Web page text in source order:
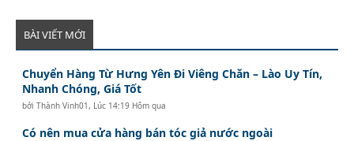
BÀI VIẾT MỚI
Chuyển Hàng Từ Hưng Yên Đi Viêng Chăn – Lào Uy Tín,
Nhanh Chóng, Giá Tốt
bởiThành Vinh01 , Lúc 14:19 Hôm qua
Có nên mua cửa hàng bán tóc giả nước ngoài